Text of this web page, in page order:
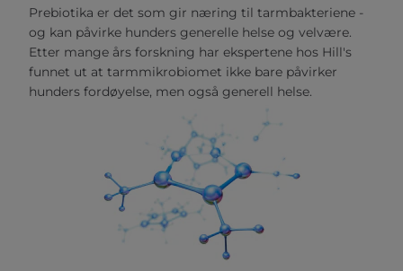
Prebiotika er det som gir næring til tarmbakteriene -
og kan påvirke hunders generelle helse og velvære.
Etter mange års forskning har ekspertene hos Hill's
funnet ut at tarmmikrobiomet ikke bare påvirker
hunders fordøyelse, men også generell helse.